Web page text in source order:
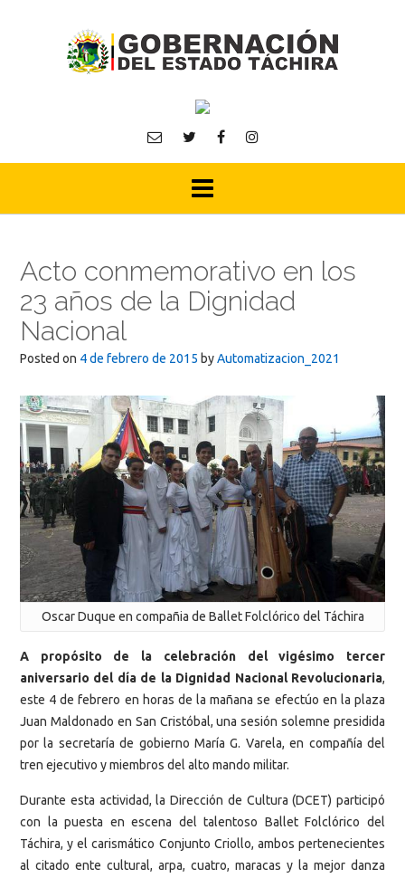
Acto conmemorativo en los
23 años de la Dignidad
Nacional
Posted on 4 de febrero de 2015 byAutomatizacion_2021
Oscar Duque en compañia de Ballet Folclórico del Táchira
A propósito de la celebración del vigésimo tercer
aniversario del día de la Dignidad Nacional Revolucionaria,
este 4 de febrero en horas de la mañana se efectúo en la plaza
Juan Maldonado en San Cristóbal, una sesión solemne presidida
por la secretaría de gobierno María G. Varela, en compañía del
tren ejecutivo y miembros del alto mando militar.
Durante esta actividad, la Dirección de Cultura (DCET) participó
con la puesta en escena del talentoso Ballet Folclórico del
Táchira, y el carismático Conjunto Criollo, ambos pertenecientes
al citado ente cultural, arpa, cuatro, maracas y la mejor danza